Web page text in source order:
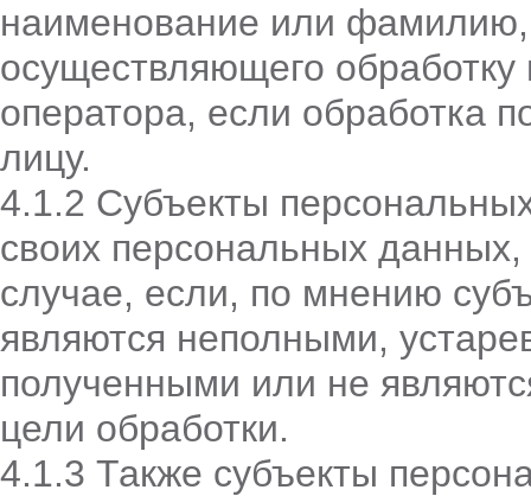
наименование или
осуществляющего
оператора, если обработка
лицу.
4.1.2 Субъекты
своих персональных
случае, если, по мнению
являются неполными,
полученными или не
цели обработки.
4.1.3 Также субъекты